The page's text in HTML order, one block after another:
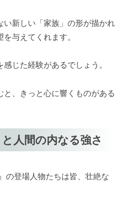
い新しい「家族」の形が描かれ
与えてくれます。
じた経験があるでしょう。
、きっと心に響くものがある
人間の内なる強さ
の登場人物たちは皆、壮絶な